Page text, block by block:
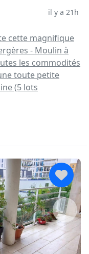
il y a 21h
cette magnifique
- Moulin à
les commodités
toute petite
(5 lots